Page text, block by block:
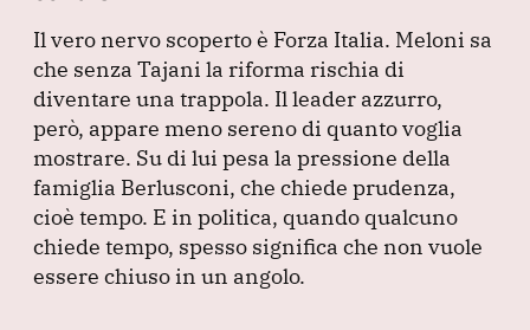
Il vero nervo scoperto è Forza Italia. Meloni sa
che senza Tajani la riforma rischia di
diventare una trappola. Il leader azzurro,
però, appare meno sereno di quanto voglia
mostrare. Su di lui pesa la pressione della
famiglia Berlusconi, che chiede prudenza,
cioè tempo. E in politica, quando qualcuno
chiede tempo, spesso significa che non vuole
essere chiuso in un angolo.